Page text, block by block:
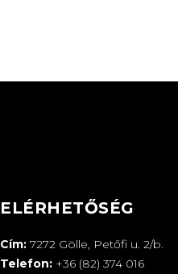
ELÉRHETŐSÉG
Cím: 7272 Gölle, Petőfi u. 2/b.
Telefon: +36 (82) 374 016